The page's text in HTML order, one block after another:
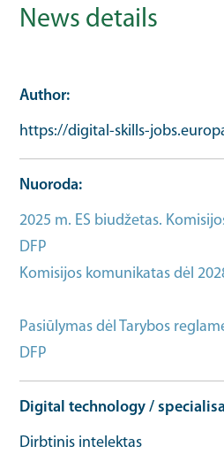
News details
Author
https://digital-skills-
Nuoroda
2025 m. ES biudžetas.
DFP
Komisijos komunikatas dėl
Pasiūlymas dėl Tarybos
DFP
Digital technology /
Dirbtinis intelektas